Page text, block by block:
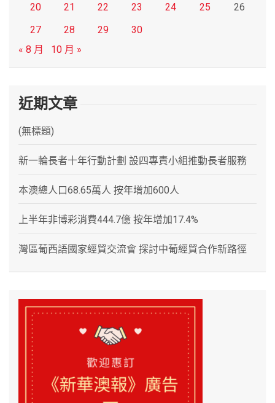
20
21 22 23 24 25
26
27
28 29
30
« 8 月
10 月 »
近期文章
(無標題)
新一輪長者十年行動計劃 設四專責小組推動長者服務
本澳總人口68.65萬人 按年增加600人
上半年非博彩消費444.7億 按年增加17.4%
灣區葡西語國家經貿交流會 探討中葡經貿合作新路徑